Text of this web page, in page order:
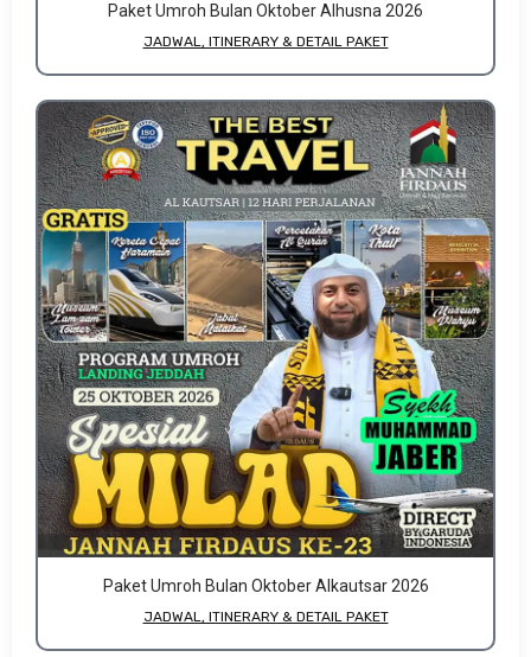
Paket Umroh Bulan Oktober Alhusna 2026
JADWAL, ITINERARY & DETAIL PAKET
Paket Umroh Bulan Oktober Alkautsar 2026
JADWAL, ITINERARY & DETAIL PAKET